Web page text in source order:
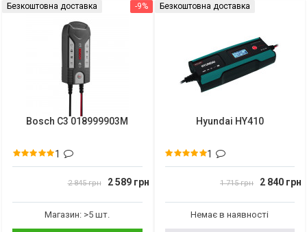
-9%
Безкоштовна доставка
Bosch C3 018999903M
1
2 845 грн 2 589 грн
Магазин: >5 шт.
Безкоштовна доставка
Hyundai HY410
1
1 715 грн 2 840 грн
Немає в наявності